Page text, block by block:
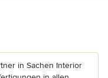
Sternen
in Sachen Interior